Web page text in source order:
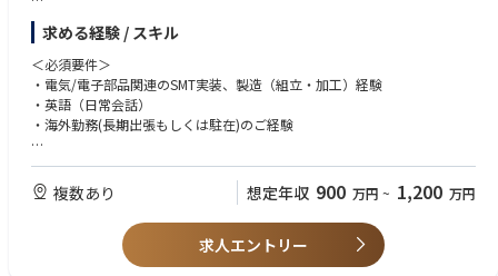
【主な業務内容】
●SMT実装部門あるいは組立・加工部門の製造全般管理
●工場全体の生産性向上／業務効率化への取り組み／品質向上に向けた改
善活動への取り組み
●ローカルスタッフの採用・育成／マネジメント
●⼯場⻑と共に⼯場全体の運営、補佐
●取引先対応
【インド工場について】
インド国内において、EMS事業の合弁会社を設立しております。
車載製品の需要が高まるインド市場において、車載向けのプリント基板実
装や完成品アセンブリの受託サービスを提供し、事業拡大に取り組んでい
求める経験 / スキル
＜必須要件＞
・電気/電子部品関連のSMT実装、製造（組立・加工）経験
・英語（日常会話）
・海外勤務(長期出張もしくは駐在)のご経験
＜歓迎要件＞
・工場長などのマネジメント経験
・インドへの駐在経験
＜求める人物像＞
・海外駐在経験がある方（インドなら歓迎）
複数あり 想定年収 900 万円 ~ 1,200 万円
求人エントリー